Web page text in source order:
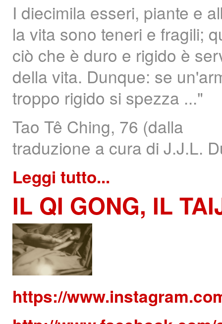
I diecimila esseri, piante e
la vita sono teneri e fragili;
ciò che è duro e rigido è
della vita. Dunque: se
troppo rigido si spezza ..."
Tao Tê Ching, 76 (dalla
traduzione a cura di J.J.L.
Leggi tutto...
IL QI GONG, IL
https://